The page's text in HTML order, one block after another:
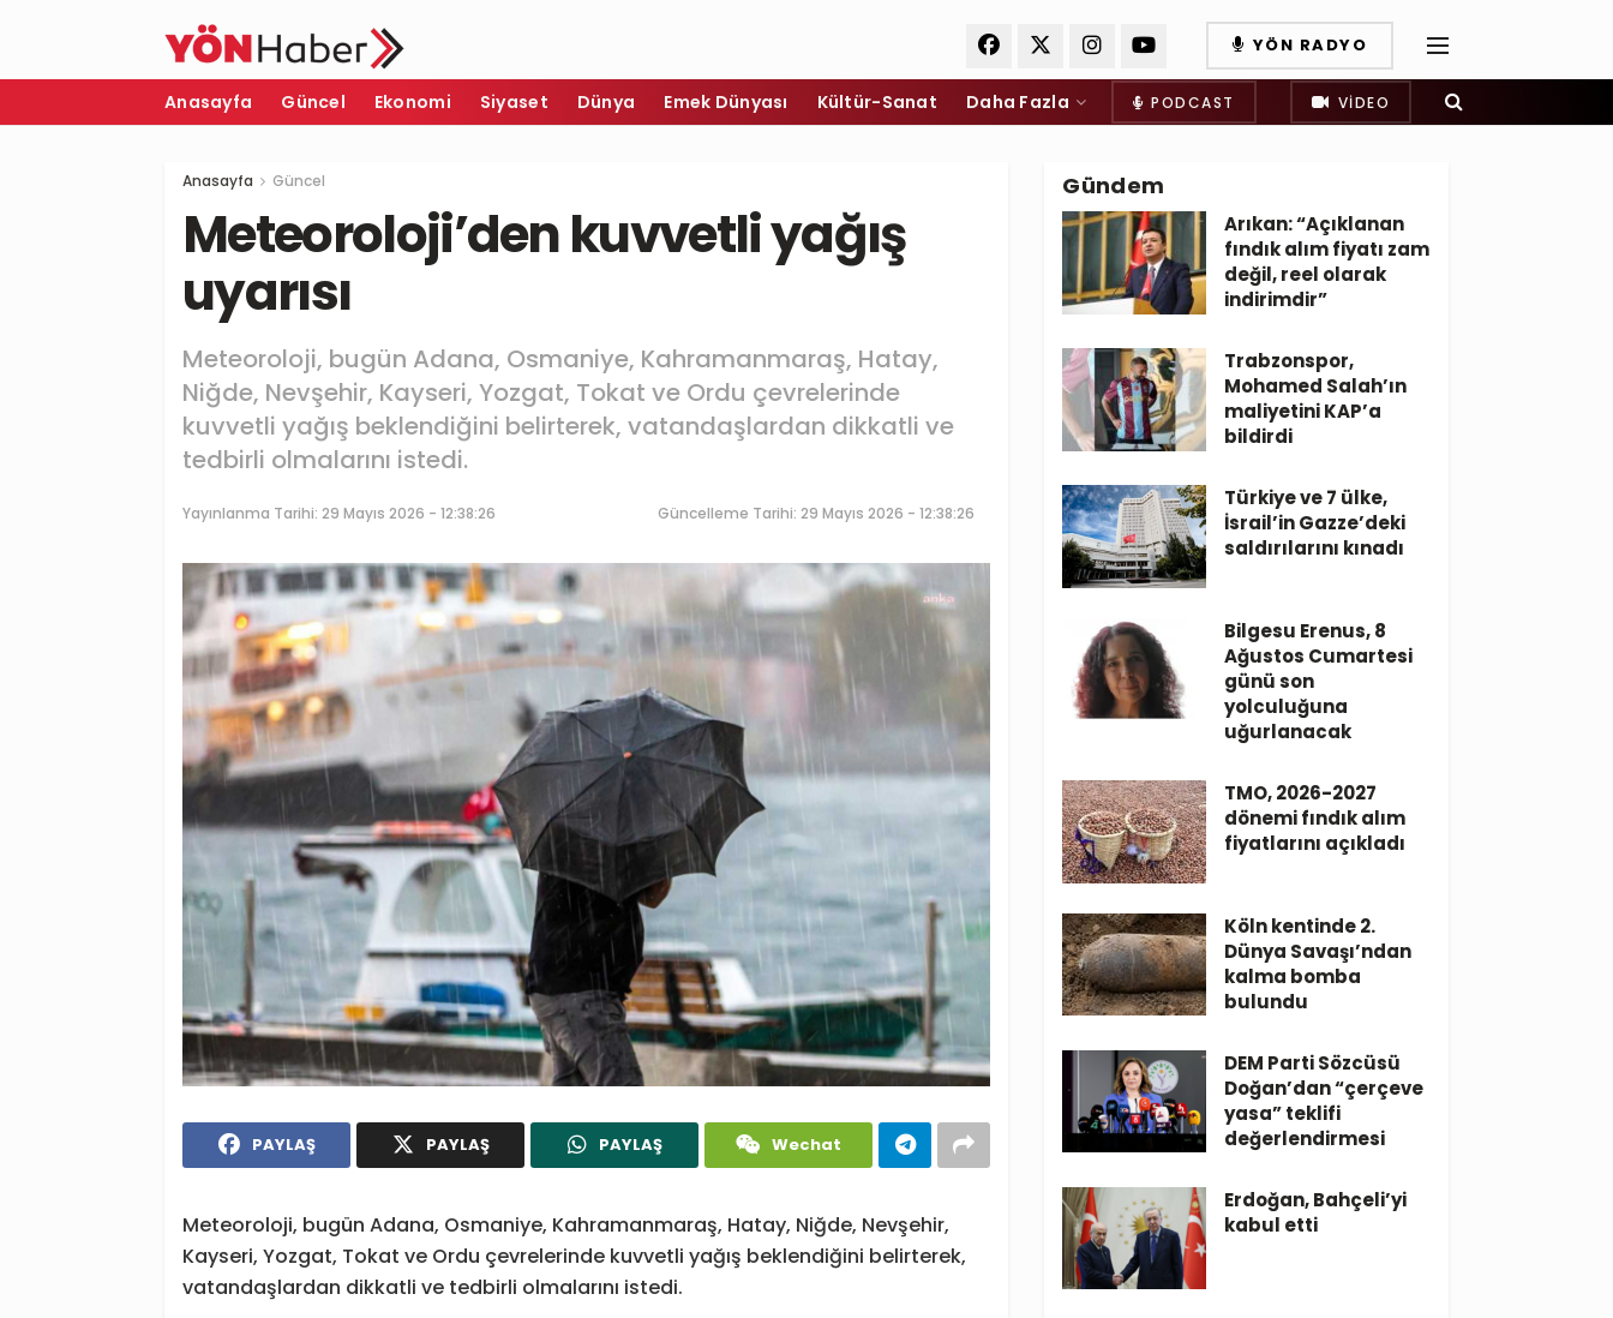
YÖN RADYO
Anasayfa Güncel Ekonomi Siyaset Dünya Emek Dünyası Kültür-Sanat Daha Fazla PODCAST VIDEO
Anasayfa Güncel
Meteoroloji’den kuvvetli yağış
uyarısı
Meteoroloji, bugün Adana, Osmaniye, Kahramanmaraş, Hatay,
Niğde, Nevşehir, Kayseri, Yozgat, Tokat ve Ordu çevrelerinde
kuvvetli yağış beklendiğini belirterek, vatandaşlardan dikkatli ve
tedbirli olmalarını istedi.
Yayınlanma Tarihi: 29 Mayıs 2026 - 12:38:26 Güncelleme Tarihi: 29 Mayıs 2026 - 12:38:26
PAYLAŞ PAYLAŞ PAYLAŞ Wechat
Meteoroloji, bugün Adana, Osmaniye, Kahramanmaraş, Hatay, Niğde, Nevşehir,
Kayseri, Yozgat, Tokat ve Ordu çevrelerinde kuvvetli yağış beklendiğini belirterek,
vatandaşlardan dikkatli ve tedbirli olmalarını istedi.
Gündem
Arıkan: “Açıklanan
fındık alım fiyatı zam
değil, reel olarak
indirimdir”
Trabzonspor,
Mohamed Salah’ın
maliyetini KAP’a
bildirdi
Türkiye ve 7 ülke,
İsrail’in Gazze’deki
saldırılarını kınadı
Bilgesu Erenus, 8
Ağustos Cumartesi
günü son
yolculuğuna
uğurlanacak
TMO, 2026-2027
dönemi fındık alım
fiyatlarını açıkladı
Köln kentinde 2.
Dünya Savaşı’ndan
kalma bomba
bulundu
DEM Parti Sözcüsü
Doğan’dan “çerçeve
yasa” teklifi
değerlendirmesi
Erdoğan, Bahçeli’yi
kabul etti